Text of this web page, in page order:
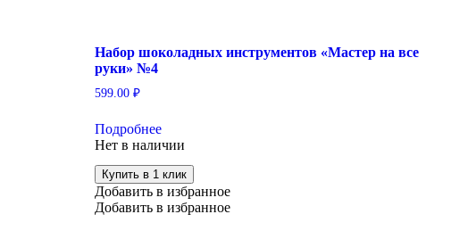
Набор шоколадных инструментов «Мастер на все
руки» №4
599.00 ₽
Подробнее
Нет в наличии
Купить в 1 клик
Добавить в избранное
Добавить в избранное